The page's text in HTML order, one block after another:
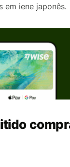
em iene japonês.